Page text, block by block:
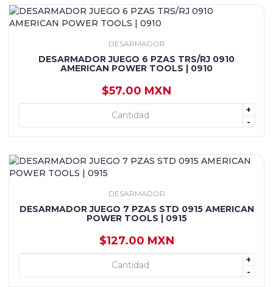
DESARMADOR
DESARMADOR JUEGO 6 PZAS TRS/RJ 0910
AMERICAN POWER TOOLS | 0910
$57.00 MXN
+
-
+ AGREGAR
DESARMADOR
DESARMADOR JUEGO 7 PZAS STD 0915 AMERICAN
POWER TOOLS | 0915
$127.00 MXN
+
-
+ AGREGAR